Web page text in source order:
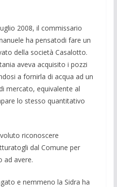
2008, il commissario
ha pensatodi fare un
della società Casalotto.
aveva acquisito i pozzi
a fornirla di acqua ad un
mercato, equivalente al
lo stesso quantitativo
riconoscere
dal Comune per
ad avere.
e nemmeno la Sidra ha